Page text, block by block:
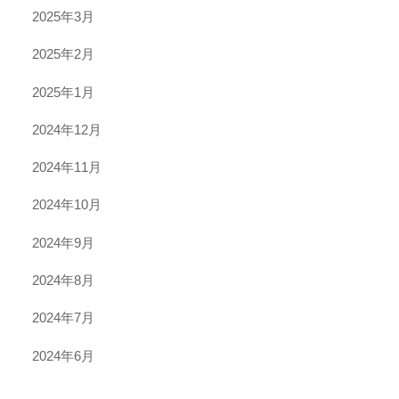
2025年3月
2025年2月
2025年1月
2024年12月
2024年11月
2024年10月
2024年9月
2024年8月
2024年7月
2024年6月